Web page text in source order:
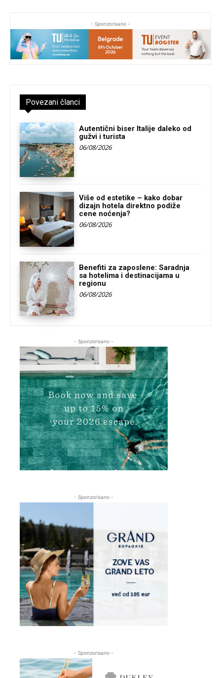
- Sponzorisano -
Povezani članci
Autentični biser Italije daleko od
gužvi i turista
06/08/2026
Više od estetike – kako dobar
dizajn hotela direktno podiže
cene noćenja?
06/08/2026
Benefiti za zaposlene: Saradnja
sa hotelima i destinacijama u
regionu
06/08/2026
- Sponzorisano -
- Sponzorisano -
- Sponzorisano -